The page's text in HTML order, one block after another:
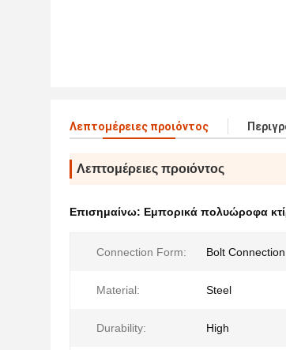
Λεπτομέρειες προιόντος
Λεπτομέρειες προιόντος
Επισημαίνω: Εμπορικά πολυώροφα
Connection Form: Bolt Connection
Material: Steel
Durability: High